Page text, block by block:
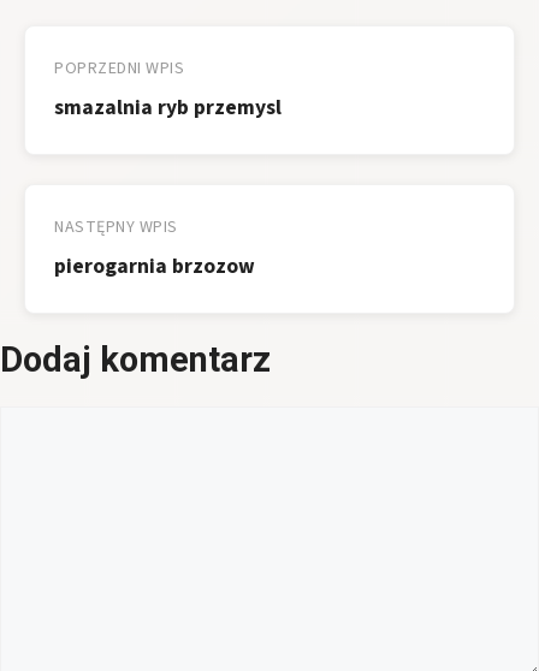
wpisu
POPRZEDNI WPIS
smazalnia ryb przemysl
NASTĘPNY WPIS
pierogarnia brzozow
Dodaj komentarz